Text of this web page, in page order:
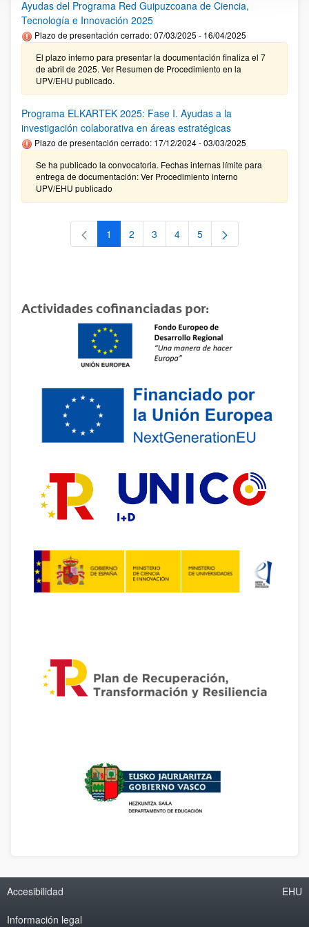
Ayudas del Programa Red Guipuzcoana de Ciencia,
Tecnología e Innovación 2025
Plazo de presentación cerrado: 07/03/2025 - 16/04/2025
El plazo interno para presentar la documentación finaliza el 7
de abril de 2025. Ver Resumen de Procedimiento en la
UPV/EHU publicado.
Programa ELKARTEK 2025: Fase I. Ayudas a la
investigación colaborativa en áreas estratégicas
Plazo de presentación cerrado: 17/12/2024 - 03/03/2025
Se ha publicado la convocatoria. Fechas internas límite para
entrega de documentación: Ver Procedimiento interno
UPV/EHU publicado
Página
1 Página
2 Página
3 Página
4 Página
5
Actividades cofinanciadas por:
Accesibilidad
Información legal
EHU